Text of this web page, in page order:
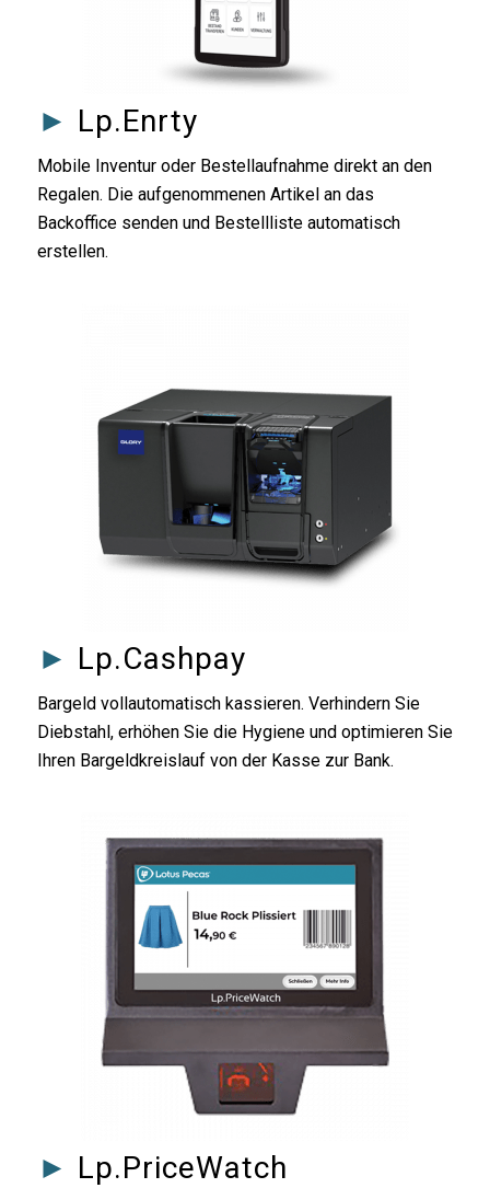
► Lp.Enrty
Mobile Inventur oder Bestellaufnahme direkt an den
Regalen. Die aufgenommenen Artikel an das
Backoffice senden und Bestellliste automatisch
erstellen.
► Lp.Cashpay
Bargeld vollautomatisch kassieren. Verhindern Sie
Diebstahl, erhöhen Sie die Hygiene und optimieren Sie
Ihren Bargeldkreislauf von der Kasse zur Bank.
► Lp.PriceWatch